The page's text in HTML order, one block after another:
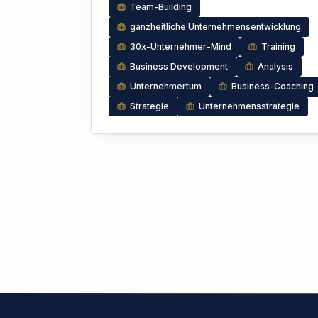
Team-Building
ganzheitliche Unternehmensentwicklung
30x-Unternehmer-Mind
Training
Business Development
Analysis
Unternehmertum
Business-Coaching
Strategie
Unternehmensstrategie